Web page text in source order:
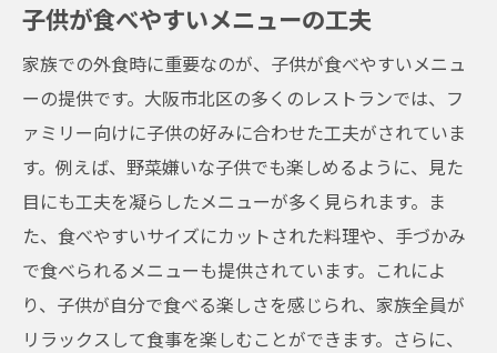
子供が食べやすいメニューの工夫
家族での外食時に重要なのが、子供が食べやすいメニュ
ーの提供です。大阪市北区の多くのレストランでは、フ
ァミリー向けに子供の好みに合わせた工夫がされていま
す。例えば、野菜嫌いな子供でも楽しめるように、見た
目にも工夫を凝らしたメニューが多く見られます。ま
た、食べやすいサイズにカットされた料理や、手づかみ
で食べられるメニューも提供されています。これによ
り、子供が自分で食べる楽しさを感じられ、家族全員が
リラックスして食事を楽しむことができます。さらに、